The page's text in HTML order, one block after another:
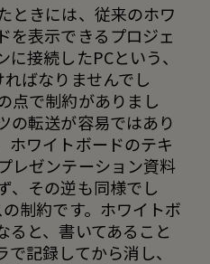
ときには、従来のホワ
を表示できるプロジェ
接続したPCという、
ばなりませんでし
点で制約がありまし
の転送が容易ではあり
ホワイトボードのテキ
レゼンテーション資料
、その逆も同様でし
制約です。ホワイトボ
ると、書いてあること
記録してから消し、